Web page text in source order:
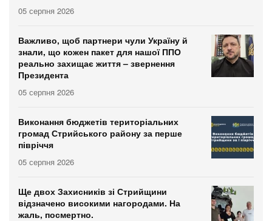
05 серпня 2026
Важливо, щоб партнери чули Україну й
знали, що кожен пакет для нашої ППО
реально захищає життя – звернення
Президента
05 серпня 2026
Виконання бюджетів територіальних
громад Стрийського району за перше
півріччя
05 серпня 2026
Ще двох Захисників зі Стрийщини
відзначено високими нагородами. На
жаль, посмертно.